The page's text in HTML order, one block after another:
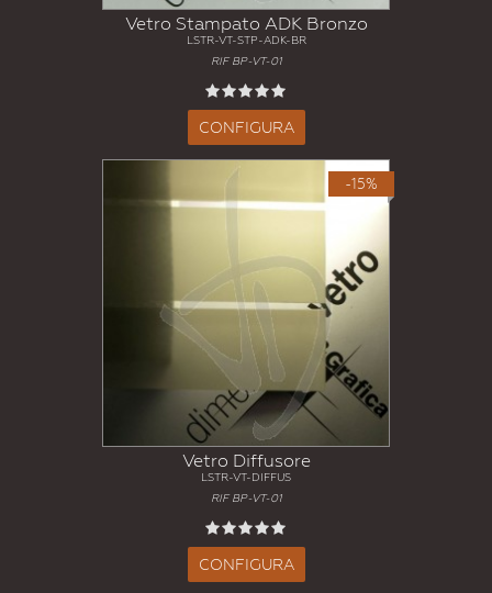
Vetro Stampato ADK Bronzo
LSTR-VT-STP-ADK-BR
RIF BP-VT-01
CONFIGURA
-15%
Vetro Diffusore
LSTR-VT-DIFFUS
RIF BP-VT-01
CONFIGURA